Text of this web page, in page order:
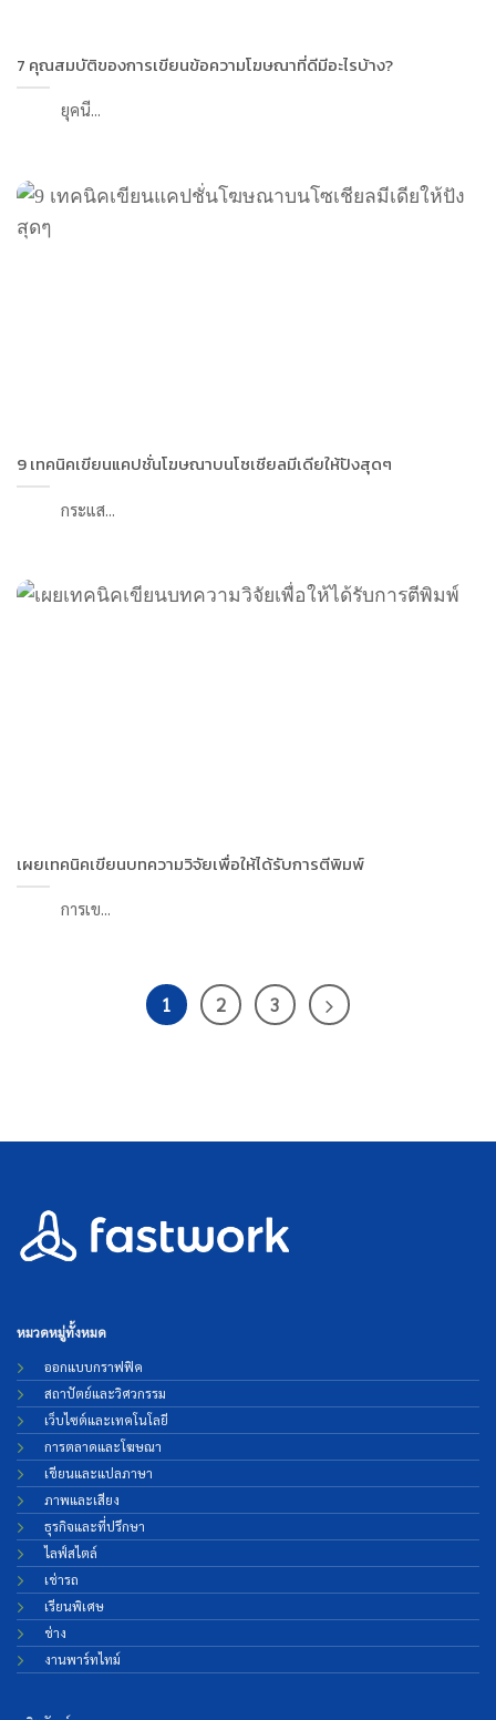
7 คุณสมบัติของการเขียนข้อความโฆษณาที่ดีมีอะไรบ้าง?
ยุคนี...
9 เทคนิคเขียนแคปชั่นโฆษณาบนโซเชียลมีเดียให้ปังสุดๆ
กระแส...
เผยเทคนิคเขียนบทความวิจัยเพื่อให้ได้รับการตีพิมพ์
การเข...
1 2 3
หมวดหมู่ทั้งหมด
ออกแบบกราฟฟิค
สถาปัตย์และวิศวกรรม
เว็บไซต์และเทคโนโลยี
การตลาดและโฆษณา
เขียนและแปลภาษา
ภาพและเสียง
ธุรกิจและที่ปรึกษา
ไลฟ์สไตล์
เช่ารถ
เรียนพิเศษ
ช่าง
งานพาร์ทไทม์